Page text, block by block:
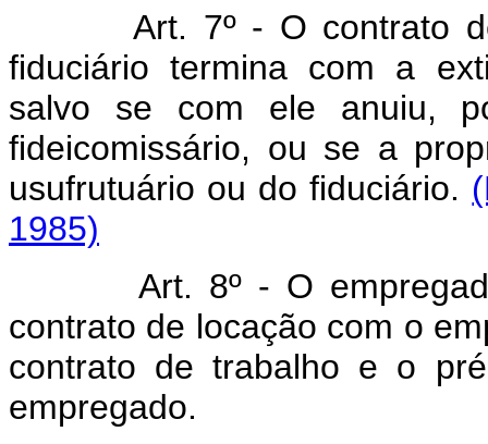
Art. 7º - O contrato de
fiduciário termina com a
salvo se com ele anuiu,
fideicomissário, ou se a
usufrutuário ou do fiduciário.
1985)
Art. 8º - O
contrato de locação com o
contrato de trabalho e o
empregado.